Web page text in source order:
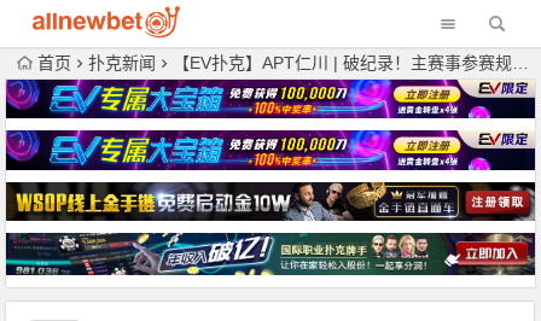
首页 扑克新闻 【EV扑克】APT仁川 | 破纪录！主赛事参赛规模创历史新高！